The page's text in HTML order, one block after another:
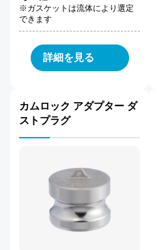
※ガスケットは流体により選定
できます
詳細を見る
カムロック アダプター ダ
ストプラグ